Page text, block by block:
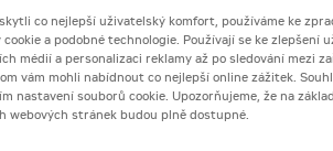
co nejlepší uživatelský komfort, používáme ke
a podobné technologie. Používají se ke zlepšení
médií a personalizaci reklamy až po sledování mezi
vám mohli nabídnout co nejlepší online zážitek.
nastavení souborů cookie. Upozorňujeme, že na
webových stránek budou plně dostupné.